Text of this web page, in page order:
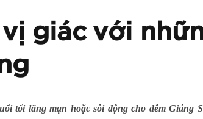
giác với
tối lãng mạn hoặc sôi động cho đêm